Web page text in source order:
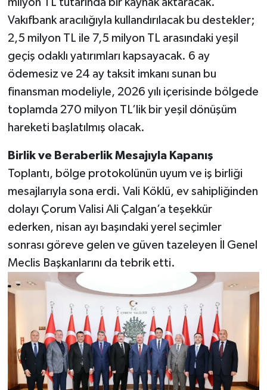
milyon TL tutarında bir kaynak aktaracak.
Vakıfbank aracılığıyla kullandırılacak bu destekler;
2,5 milyon TL ile 7,5 milyon TL arasındaki yeşil
geçiş odaklı yatırımları kapsayacak. 6 ay
ödemesiz ve 24 ay taksit imkanı sunan bu
finansman modeliyle, 2026 yılı içerisinde bölgede
toplamda 270 milyon TL’lik bir yeşil dönüşüm
hareketi başlatılmış olacak.
Birlik ve Beraberlik Mesajıyla Kapanış
Toplantı, bölge protokolünün uyum ve iş birliği
mesajlarıyla sona erdi. Vali Köklü, ev sahipliğinden
dolayı Çorum Valisi Ali Çalgan’a teşekkür
ederken, nisan ayı başındaki yerel seçimler
sonrası göreve gelen ve güven tazeleyen İl Genel
Meclis Başkanlarını da tebrik etti.